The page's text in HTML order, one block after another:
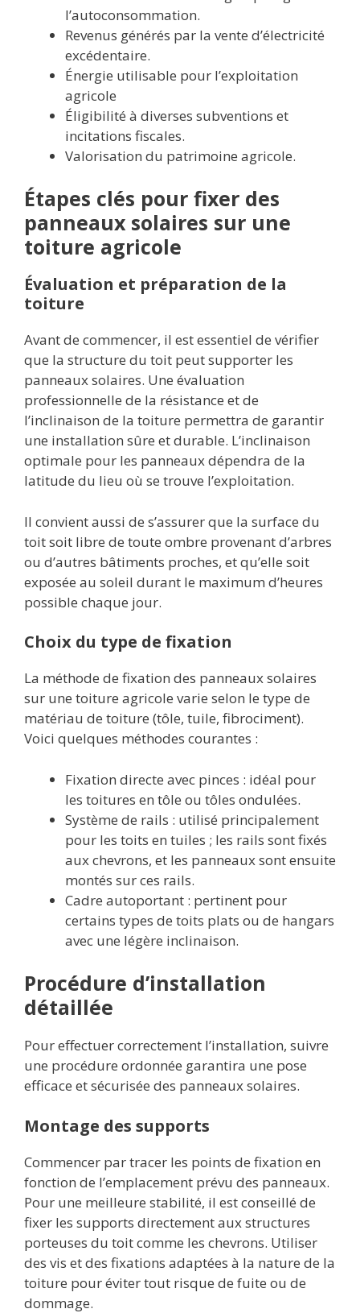
l’autoconsommation.
Revenus générés par la vente d’électricité
excédentaire.
Énergie utilisable pour l’exploitation
agricole
Éligibilité à diverses subventions et
incitations fiscales.
Valorisation du patrimoine agricole.
Étapes clés pour fixer des
panneaux solaires sur une
toiture agricole
Évaluation et préparation de la
toiture
Avant de commencer, il est essentiel de vérifier
que la structure du toit peut supporter les
panneaux solaires. Une évaluation
professionnelle de la résistance et de
l’inclinaison de la toiture permettra de garantir
une installation sûre et durable. L’inclinaison
optimale pour les panneaux dépendra de la
latitude du lieu où se trouve l’exploitation.
Il convient aussi de s’assurer que la surface du
toit soit libre de toute ombre provenant d’arbres
ou d’autres bâtiments proches, et qu’elle soit
exposée au soleil durant le maximum d’heures
possible chaque jour.
Choix du type de fixation
La méthode de fixation des panneaux solaires
sur une toiture agricole varie selon le type de
matériau de toiture (tôle, tuile, fibrociment).
Voici quelques méthodes courantes :
Fixation directe avec pinces : idéal pour
les toitures en tôle ou tôles ondulées.
Système de rails : utilisé principalement
pour les toits en tuiles ; les rails sont fixés
aux chevrons, et les panneaux sont ensuite
montés sur ces rails.
Cadre autoportant : pertinent pour
certains types de toits plats ou de hangars
avec une légère inclinaison.
Procédure d’installation
détaillée
Pour effectuer correctement l’installation, suivre
une procédure ordonnée garantira une pose
efficace et sécurisée des panneaux solaires.
Montage des supports
Commencer par tracer les points de fixation en
fonction de l’emplacement prévu des panneaux.
Pour une meilleure stabilité, il est conseillé de
fixer les supports directement aux structures
porteuses du toit comme les chevrons. Utiliser
des vis et des fixations adaptées à la nature de la
toiture pour éviter tout risque de fuite ou de
dommage.